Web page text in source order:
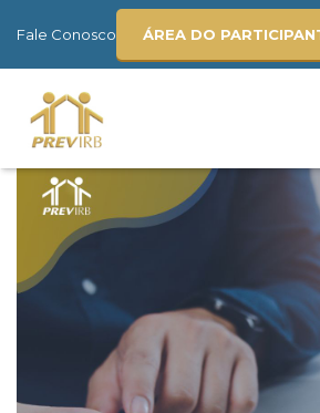
Fale Conosco ÁREA DO